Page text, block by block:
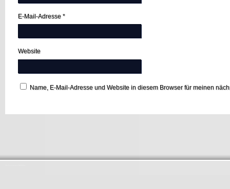
E-Mail-Adresse *
Website
Name, E-Mail-Adresse und Website in diesem Browser für meinen